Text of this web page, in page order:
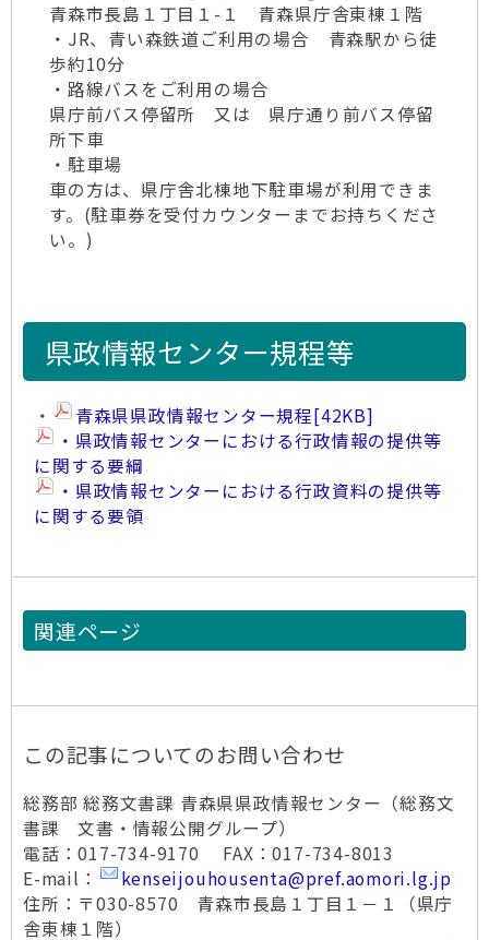
青森市長島１丁目１-１ 青森県庁舎東棟１階
・JR、青い森鉄道ご利用の場合 青森駅から徒
歩約10分
・路線バスをご利用の場合
県庁前バス停留所 又は 県庁通り前バス停留
所下車
・駐車場
車の方は、県庁舎北棟地下駐車場が利用できま
す。(駐車券を受付カウンターまでお持ちくださ
い。)
県政情報センター規程等
・ 青森県県政情報センター規程[42KB]
・県政情報センターにおける行政情報の提供等
に関する要綱
・県政情報センターにおける行政資料の提供等
に関する要領
関連ページ
この記事についてのお問い合わせ
総務部 総務文書課 青森県県政情報センター（総務文
書課 文書・情報公開グループ）
電話：017-734-9170 FAX：017-734-8013
E-mail：
kenseijouhousenta@pref.aomori.lg.jp
住所：〒030-8570 青森市長島１丁目１－１（県庁
舎東棟１階）